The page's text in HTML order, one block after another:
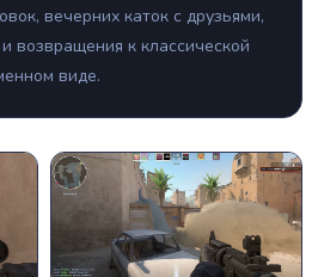
вечерних каток с друзьями,
возвращения к классической
виде.